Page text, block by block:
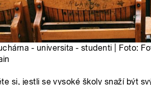
- universita - studenti | Foto:
si, jestli se vysoké školy snaží být